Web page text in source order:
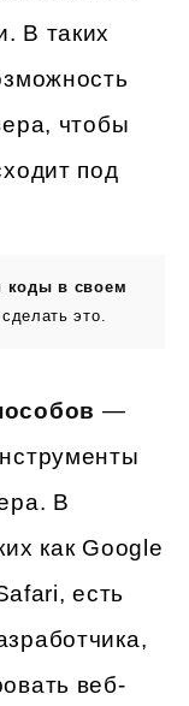
В таких
чтобы
под
коды в своем
это.
—
В
как Google
есть
веб-